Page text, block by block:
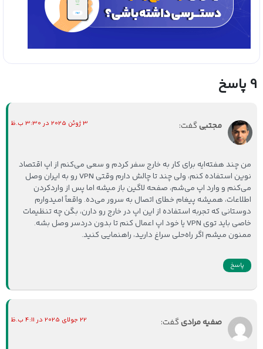
9 پاسخ
مجتبیگفت: 3 ژوئن 2025 در 3:30 ب.ظ
من چند هفته‌ایه برای کار به خارج سفر کردم و سعی می‌کنم از اپ اقتصاد
نوین استفاده کنم، ولی چند تا چالش دارم وقتی VPN رو به ایران وصل
می‌کنم و وارد اپ می‌شم، صفحه لاگین باز میشه اما پس از واردکردن
اطلاعات، همیشه پیغام خطای اتصال به سرور می‌ده. واقعاً امیدوارم
دوستانی که تجربه استفاده از این اپ در خارج رو دارن، بگن چه تنظیمات
خاصی باید توی VPN یا خود اپ اعمال کنم تا بدون دردسر وصل بشه.
ممنون میشم اگر راه‌حلی سراغ دارید، راهنمایی کنید.
پاسخ
صفیه مرادیگفت: 22 جولای 2025 در 4:11 ب.ظ